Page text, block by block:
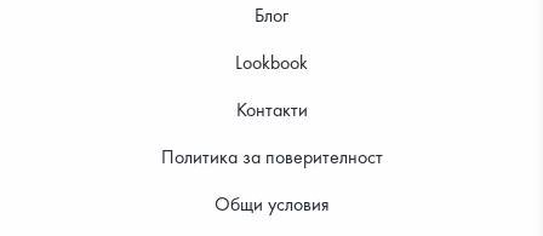
Блог
Lookbook
Контакти
Политика за поверителност
Общи условия